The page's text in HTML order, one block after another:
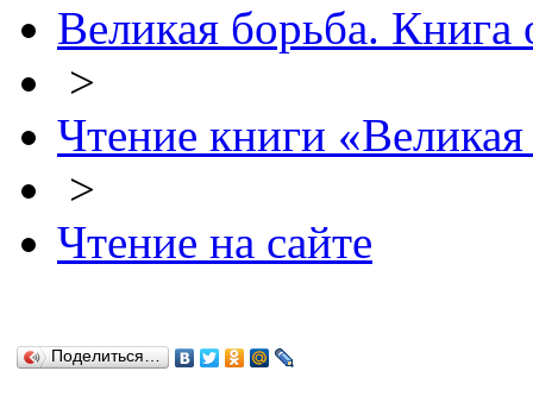
Великая борьба. Книга
>
Чтение книги
>
Чтение на сайте
Поделиться…